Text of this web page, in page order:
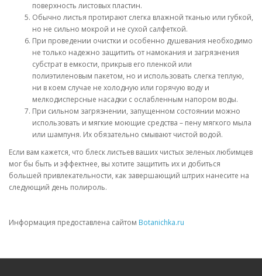
поверхность листовых пластин.
Обычно листья протирают слегка влажной тканью или губкой,
но не сильно мокрой и не сухой салфеткой.
При проведении очистки и особенно душевания необходимо
не только надежно защитить от намокания и загрязнения
субстрат в емкости, прикрыв его пленкой или
полиэтиленовым пакетом, но и использовать слегка теплую,
ни в коем случае не холодную или горячую воду и
мелкодисперсные насадки с ослабленным напором воды.
При сильном загрязнении, запущенном состоянии можно
использовать и мягкие моющие средства – пену мягкого мыла
или шампуня. Их обязательно смывают чистой водой.
Если вам кажется, что блеск листьев ваших чистых зеленых любимцев
мог бы быть и эффектнее, вы хотите защитить их и добиться
большей привлекательности, как завершающий штрих нанесите на
следующий день полироль.
Информация предоставлена сайтом Botanichka.ru